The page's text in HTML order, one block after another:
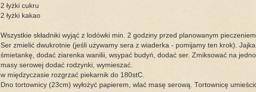
2 łyżki cukru
2 łyżki kakao
Wszystkie składniki wyjąć z lodówki min. 2 godziny przed planowanym pieczeniem.
Ser zmielić dwukrotnie (jeśli używamy sera z wiaderka - pomijamy ten krok).
śmietankę, dodać ziarenka wanilii, wsypać budyń, dodać ser. Zmiksować na
masy serowej dodać rodzynki, wymieszać.
w międzyczasie rozgrzać piekarnik do 180stC.
Dno tortownicy (23cm) wyłożyć papierem, wlać masę serową. Tortownicę